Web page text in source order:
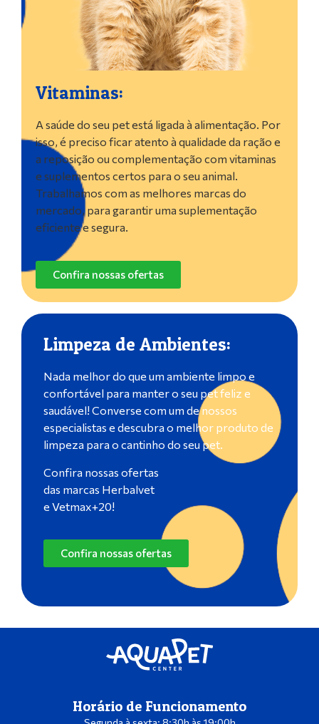
Vitaminas:
A saúde do seu pet está ligada à alimentação. Por
isso, é preciso ficar atento à qualidade da ração e
a reposição ou complementação com vitaminas
e suplementos certos para o seu animal.
Trabalhamos com as melhores marcas do
mercado, para garantir uma suplementação
eficiente e segura.
Confira nossas ofertas
Limpeza de Ambientes:
Nada melhor do que um ambiente limpo e
confortável para manter o seu pet feliz e
saudável! Converse com um de nossos
especialistas e descubra o melhor produto de
limpeza para o cantinho do seu pet.
Confira nossas ofertas
das marcas Herbalvet
e Vetmax+20!
Confira nossas ofertas
Horário de Funcionamento